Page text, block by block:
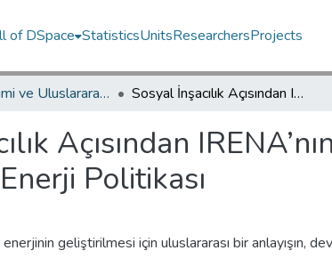
of DSpace StatisticsUnitsResearchersProjects
Siyaset Bilimi ve Uluslararası İlişkiler Bölümü / Department of Political Science and International Relations Sosyal İnşacılık Açısından IRENA’nın Değerlendirilmesi ve Türkiye’nin Yenilenebilir Enerji Politikası
Açısından
Politikası
geliştirilmesi için uluslararası bir anlayışın,